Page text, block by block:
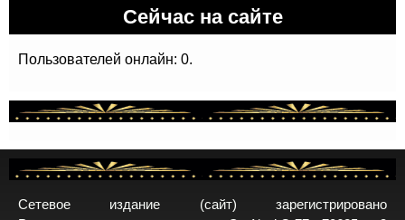
Сейчас на сайте
Пользователей онлайн: 0.
Сетевое издание (сайт) зарегистрировано